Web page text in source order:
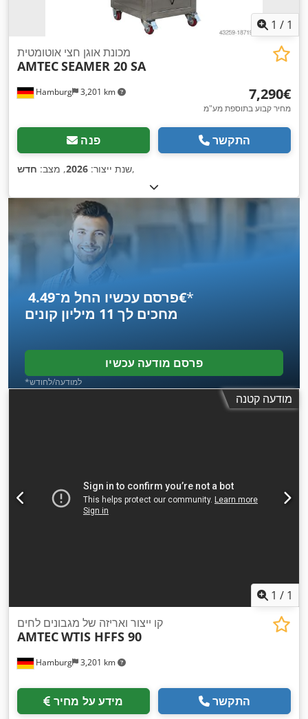
1 / 1
Hamburg 3,201 km
מכונת אוגן חצי אוטומטית
AMTECSEAMER 20 SA
‏7,290 ‏€
מחיר קבוע בתוספת מע"מ
פנה התקשר
שנת ייצור: 2026, מצב: חדש ,
פרסם עכשיו החל מ־‏4.49 ‏€*
מחכים לך 11 מיליון קונים
פרסם מודעה עכשיו
*למודעה/לחודש
מודעה קטנה
1 / 1
Hamburg 3,201 km
קו ייצור ואריזה של מגבונים לחים
AMTECWTIS HFFS 90
מידע על מחיר התקשר